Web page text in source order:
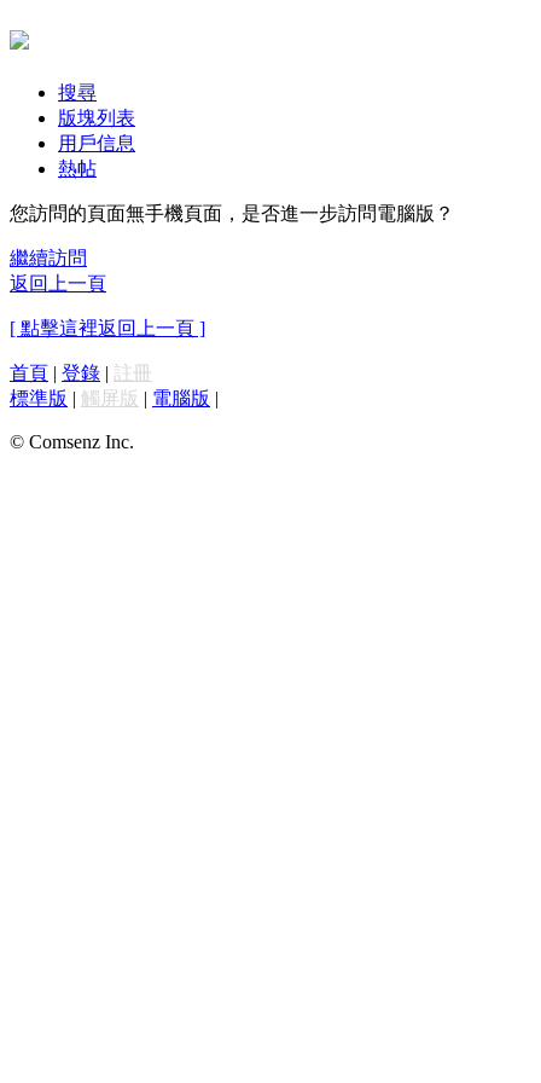
搜尋
版塊列表
用戶信息
熱帖
您訪問的頁面無手機頁面，是否進一步訪問電腦版？
繼續訪問
返回上一頁
[ 點擊這裡返回上一頁 ]
首頁 | 登錄 | 註冊
標準版 | 觸屏版 | 電腦版 |
© Comsenz Inc.